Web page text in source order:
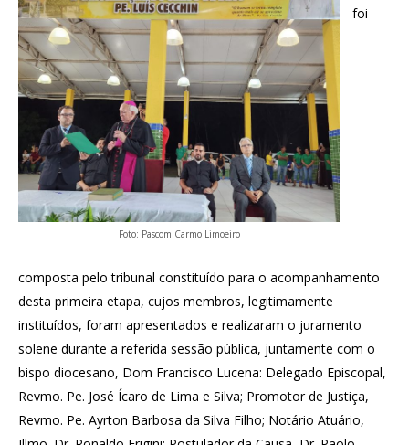
Foto: Pascom Carmo Limoeiro
foi
composta pelo tribunal constituído para o acompanhamento
desta primeira etapa, cujos membros, legitimamente
instituídos, foram apresentados e realizaram o juramento
solene durante a referida sessão pública, juntamente com o
bispo diocesano, Dom Francisco Lucena: Delegado Episcopal,
Revmo. Pe. José Ícaro de Lima e Silva; Promotor de Justiça,
Revmo. Pe. Ayrton Barbosa da Silva Filho; Notário Atuário,